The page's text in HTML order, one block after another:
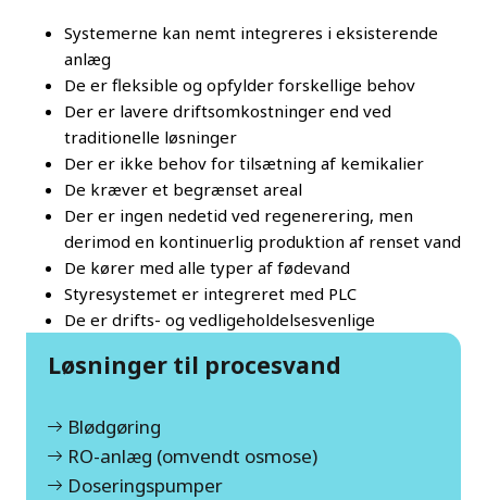
Systemerne kan nemt integreres i eksisterende
anlæg
De er fleksible og opfylder forskellige behov
Der er lavere driftsomkostninger end ved
traditionelle løsninger
Der er ikke behov for tilsætning af kemikalier
De kræver et begrænset areal
Der er ingen nedetid ved regenerering, men
derimod en kontinuerlig produktion af renset vand
De kører med alle typer af fødevand
Styresystemet er integreret med PLC
De er drifts- og vedligeholdelsesvenlige
Løsninger til procesvand
Blødgøring
RO-anlæg (omvendt osmose)
Doseringspumper